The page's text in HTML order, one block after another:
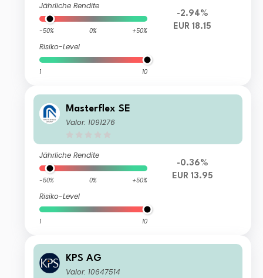
Jährliche Rendite
-50% 0% +50%
Risiko-Level
1 10
-2.94%
EUR 18.15
Masterflex SE
Valor: 1091276
Jährliche Rendite
-50% 0% +50%
Risiko-Level
1 10
-0.36%
EUR 13.95
KPS AG
Valor: 10647514